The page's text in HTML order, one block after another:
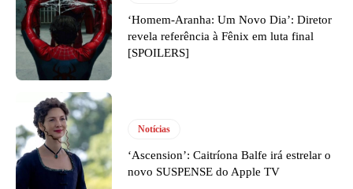
‘Homem-Aranha: Um Novo Dia’: Diretor
revela referência à Fênix em luta final
[SPOILERS]
Notícias
‘Ascension’: Caitríona Balfe irá estrelar o
novo SUSPENSE do Apple TV